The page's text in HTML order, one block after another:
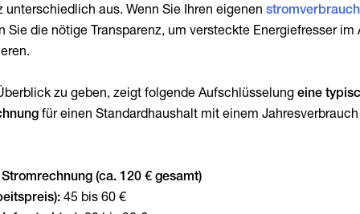
unterschiedlich aus. Wenn Sie Ihren eigenenstromverbrauch
Sie die nötige Transparenz, um versteckte Energiefresser im
zu geben, zeigt folgende Aufschlüsselungeine
für einen Standardhaushalt mit einem
(ca. 120 € gesamt)
45 bis 60 €